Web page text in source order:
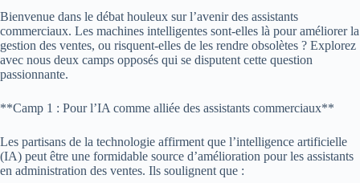
Bienvenue dans le débat houleux sur l’avenir des assistants
commerciaux. Les machines intelligentes sont-elles là pour améliorer la
gestion des ventes, ou risquent-elles de les rendre obsolètes ? Explorez
avec nous deux camps opposés qui se disputent cette question
passionnante.
**Camp 1 : Pour l’IA comme alliée des assistants commerciaux**
Les partisans de la technologie affirment que l’intelligence artificielle
(IA) peut être une formidable source d’amélioration pour les assistants
en administration des ventes. Ils soulignent que :